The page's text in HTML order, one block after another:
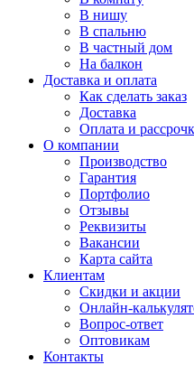
В нишу
В спальню
В частный дом
На балкон
Доставка и оплата
Как сделать заказ
Доставка
Оплата и
О компании
Производство
Гарантия
Портфолио
Отзывы
Реквизиты
Вакансии
Карта сайта
Клиентам
Скидки и акции
Онлайн-
Вопрос-ответ
Оптовикам
Контакты